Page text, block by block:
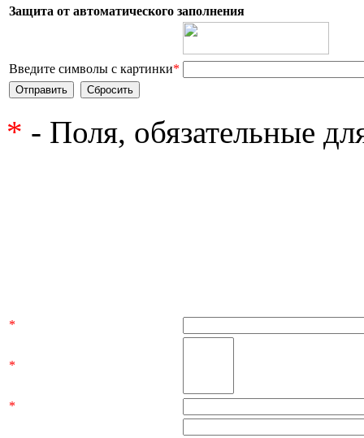
Защита от автоматического заполнения
Введите символы с картинки*
* - Поля, обязательные
*
*
*